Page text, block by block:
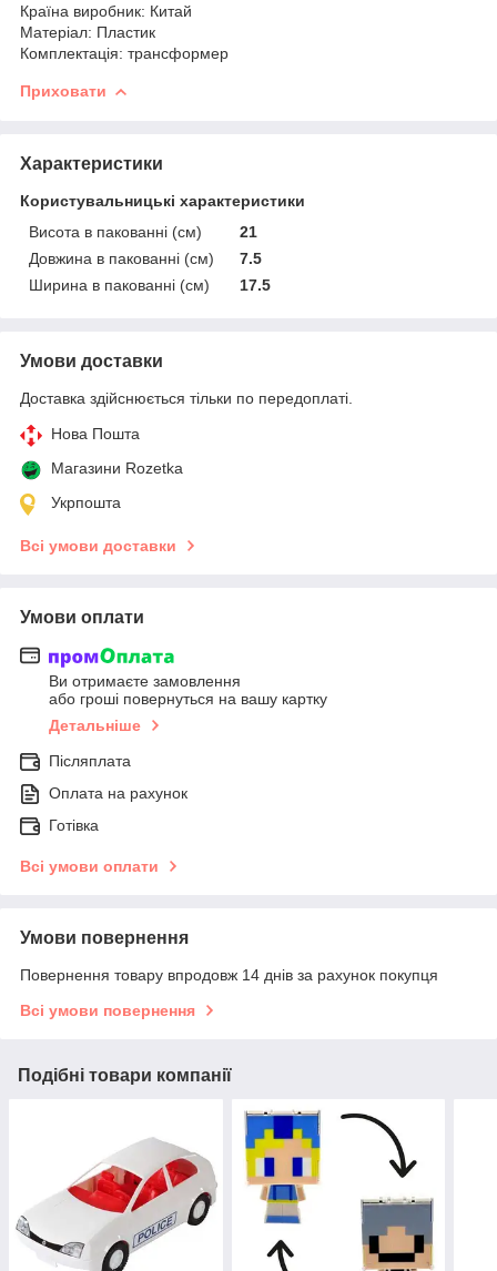
Країна виробник: Китай
Матеріал: Пластик
Комплектація: трансформер
Приховати
Характеристики
Користувальницькі характеристики
Висота в пакованні (см)
21
Довжина в пакованні (см)
7.5
Ширина в пакованні (см)
17.5
Умови доставки
Доставка здійснюється тільки по передоплаті.
Нова Пошта
Магазини Rozetka
Укрпошта
Всі умови доставки
Умови оплати
Ви отримаєте замовлення
або гроші повернуться на вашу картку
Детальніше
Післяплата
Оплата на рахунок
Готівка
Всі умови оплати
Умови повернення
Повернення товару впродовж 14 днів за рахунок покупця
Всі умови повернення
Подібні товари компанії